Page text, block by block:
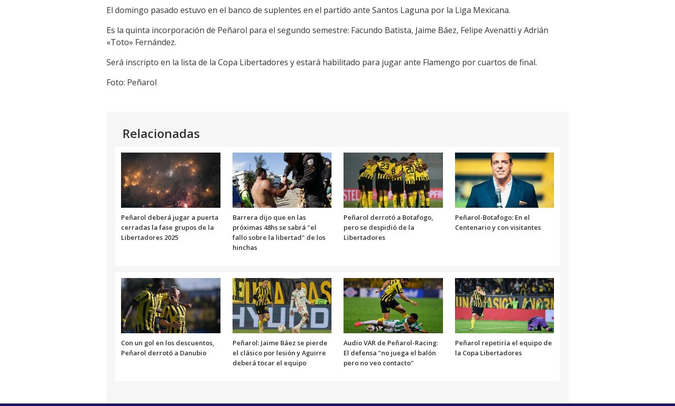
El domingo pasado estuvo en el banco de suplentes en el partido ante Santos Laguna por la Liga Mexicana.
Es la quinta incorporación de Peñarol para el segundo semestre: Facundo Batista, Jaime Báez, Felipe Avenatti y Adrián
«Toto» Fernández.
Será inscripto en la lista de la Copa Libertadores y estará habilitado para jugar ante Flamengo por cuartos de final.
Foto: Peñarol
Relacionadas
Peñarol deberá jugar a puerta
cerradas la fase grupos de la
Libertadores 2025
Barrera dijo que en las
próximas 48hs se sabrá "el
fallo sobre la libertad" de los
hinchas
Peñarol derrotó a Botafogo,
pero se despidió de la
Libertadores
Peñarol-Botafogo: En el
Centenario y con visitantes
Con un gol en los descuentos,
Peñarol derrotó a Danubio
Peñarol: Jaime Báez se pierde
el clásico por lesión y Aguirre
deberá tocar el equipo
Audio VAR de Peñarol-Racing:
El defensa "no juega el balón
pero no veo contacto"
Peñarol repetiría el equipo de
la Copa Libertadores